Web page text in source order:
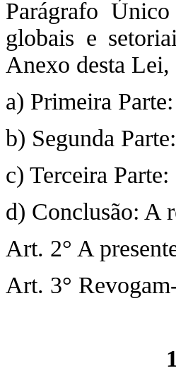
Parágrafo
globais e
Anexo desta Lei,
a) Primeira
b) Segunda
c) Terceira
d) Conclusão: A
Art. 2° A
Art. 3°